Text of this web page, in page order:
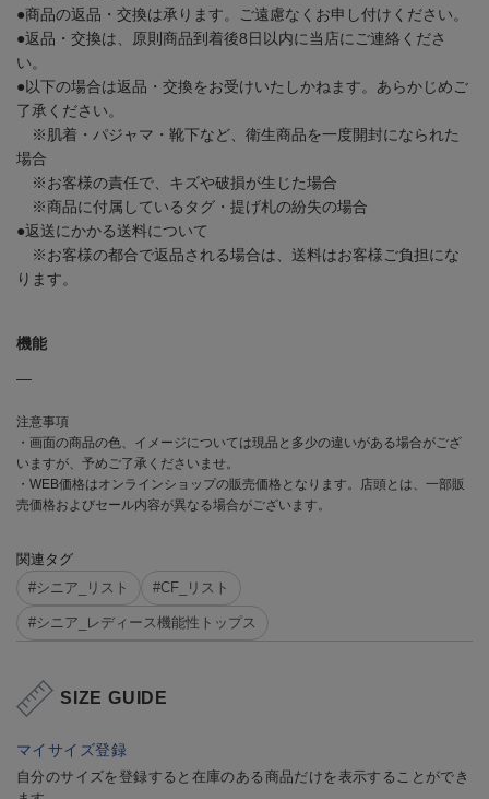
●商品の返品・交換は承ります。ご遠慮なくお申し付けください。
●返品・交換は、原則商品到着後8日以内に当店にご連絡くださ
い。
●以下の場合は返品・交換をお受けいたしかねます。あらかじめご
了承ください。
※肌着・パジャマ・靴下など、衛生商品を一度開封になられた
場合
※お客様の責任で、キズや破損が生じた場合
※商品に付属しているタグ・提げ札の紛失の場合
●返送にかかる送料について
※お客様の都合で返品される場合は、送料はお客様ご負担にな
ります。
機能
―
注意事項
・画面の商品の色、イメージについては現品と多少の違いがある場合がござ
いますが、予めご了承くださいませ。
・WEB価格はオンラインショップの販売価格となります。店頭とは、一部販
売価格およびセール内容が異なる場合がございます。
関連タグ
#シニア_リスト
#CF_リスト
#シニア_レディース機能性トップス
SIZE GUIDE
マイサイズ登録
自分のサイズを登録すると在庫のある商品だけを表示することができ